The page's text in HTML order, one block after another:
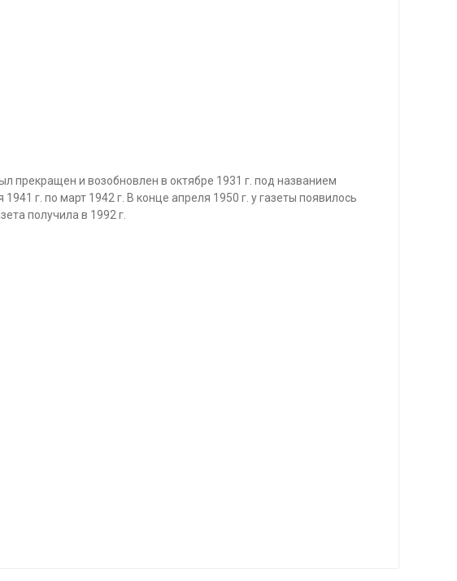
прекращен и возобновлен в октябре 1931 г. под названием
г. по март 1942 г. В конце апреля 1950 г. у газеты появилось
получила в 1992 г.